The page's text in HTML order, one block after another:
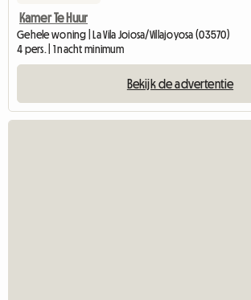
Kamer Te Huur
Gehele woning | La Vila Joiosa/Villajoyosa (03570)
4 pers. | 1 nacht minimum
Bekijk de advertentie